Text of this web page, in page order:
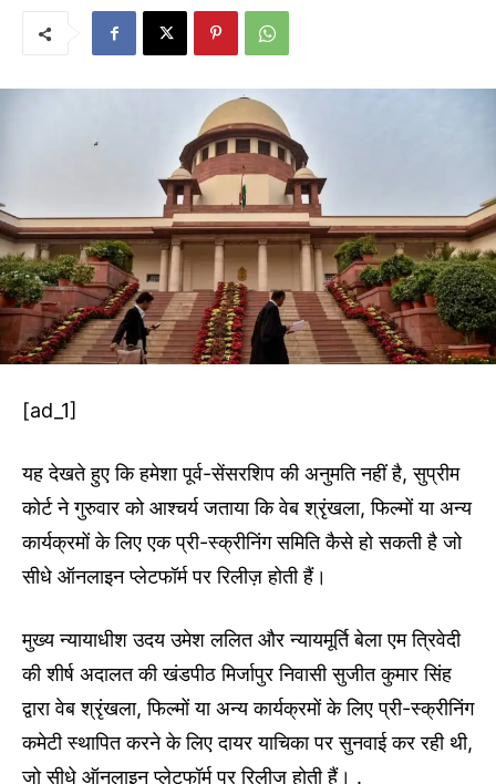
[ad_1]
यह देखते हुए कि हमेशा पूर्व-सेंसरशिप की अनुमति नहीं है, सुप्रीम
कोर्ट ने गुरुवार को आश्चर्य जताया कि वेब श्रृंखला, फिल्मों या अन्य
कार्यक्रमों के लिए एक प्री-स्क्रीनिंग समिति कैसे हो सकती है जो
सीधे ऑनलाइन प्लेटफॉर्म पर रिलीज़ होती हैं।
मुख्य न्यायाधीश उदय उमेश ललित और न्यायमूर्ति बेला एम त्रिवेदी
की शीर्ष अदालत की खंडपीठ मिर्जापुर निवासी सुजीत कुमार सिंह
द्वारा वेब श्रृंखला, फिल्मों या अन्य कार्यक्रमों के लिए प्री-स्क्रीनिंग
कमेटी स्थापित करने के लिए दायर याचिका पर सुनवाई कर रही थी,
जो सीधे ऑनलाइन प्लेटफॉर्म पर रिलीज होती हैं। .